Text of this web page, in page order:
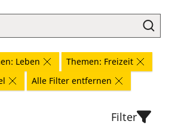
Leben
Themen: Freizeit
Alle Filter entfernen
Filter